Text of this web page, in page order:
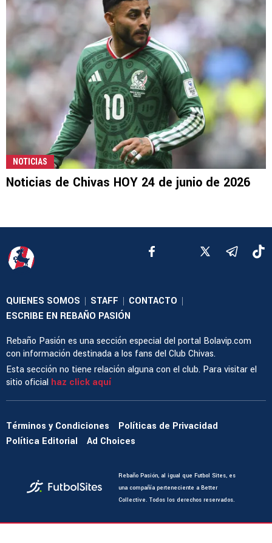
NOTICIAS
Noticias de Chivas HOY 24 de junio de 2026
QUIENES SOMOS | STAFF | CONTACTO |
ESCRIBE EN REBAÑO PASIÓN
Rebaño Pasión es una sección especial del portal Bolavip.com
con información destinada a los fans del Club Chivas.
Esta sección no tiene relación alguna con el club. Para visitar el
sitio oficial haz click aquí
Términos y Condiciones
Políticas de Privacidad
Política Editorial
Ad Choices
Rebaño Pasión, al igual que Futbol Sites, es
una compañía perteneciente a Better
Collective. Todos los derechos reservados.